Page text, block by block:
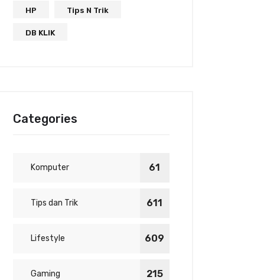
HP Tips N Trik
DB KLIK
Categories
Komputer 61
Tips dan Trik 611
Lifestyle 609
Gaming 215